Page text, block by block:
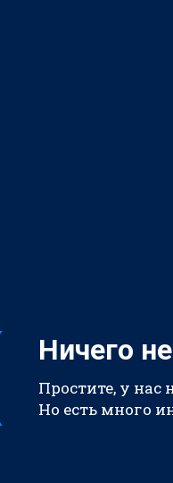
Ничего
Простите, у нас
Но есть много